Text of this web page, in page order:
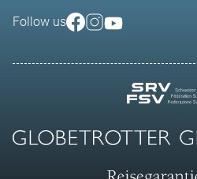
Follow us